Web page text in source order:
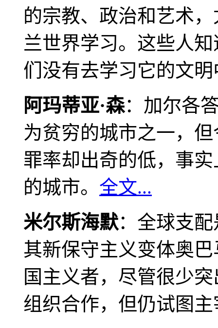
的宗教、政治和艺术
兰世界学习。这些人
们没有去学习它的文
阿玛蒂亚·森：加尔各
为贫穷的城市之一，
罪率却出奇的低，事
的城市。 全文...
米尔斯海默：全球支
其新保守主义变体奥
国主义者，尽管很少
组织合作，但仍试图